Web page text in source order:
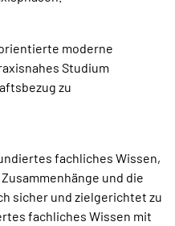
moderne
Studium
zu
fachliches Wissen,
und die
sicher und zielgerichtet zu
fachliches Wissen mit